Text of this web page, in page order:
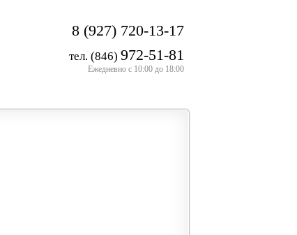
тел. (846) 972-51-81
Ежедневно с 10:00 до 18:00
8 (927) 720-13-17